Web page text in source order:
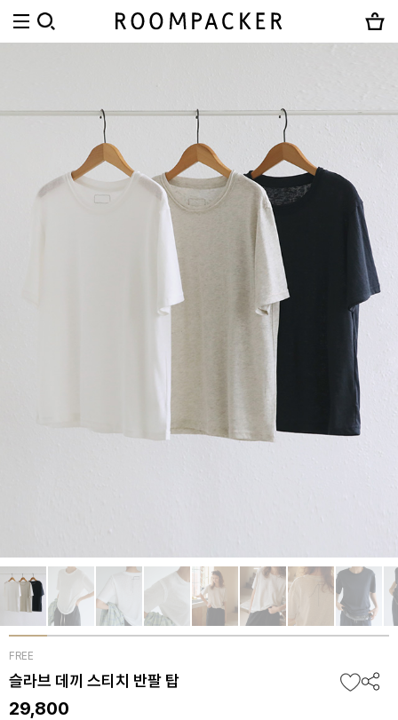
FREE
슬라브 데끼 스티치 반팔 탑
29,800